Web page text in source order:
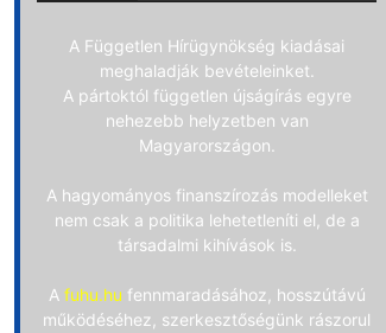
A Független Hírügynökség kiadásai
meghaladják bevételeinket.
A pártoktól független újságírás egyre
nehezebb helyzetben van
Magyarországon.
A hagyományos finanszírozás modelleket
nem csak a politika lehetetleníti el, de a
társadalmi kihívások is.
A fuhu.hu fennmaradásához, hosszútávú
működéséhez, szerkesztőségünk rászorul